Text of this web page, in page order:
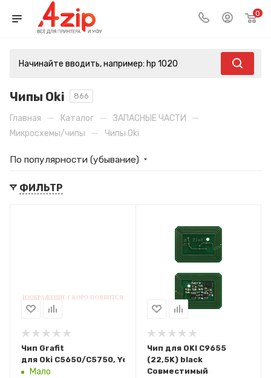
0
Чипы Oki 866
Главная — Каталог — ЗАПАСНЫЕ ЧАСТИ —
Микросхемы/чипы — Чипы Oki
По популярности (убывание)
ФИЛЬТР
Чип Grafit
для Oki C5650/C5750, Yellow, 2K
Мало
Чип для OKI С9655
(22,5K) black
Совместимый